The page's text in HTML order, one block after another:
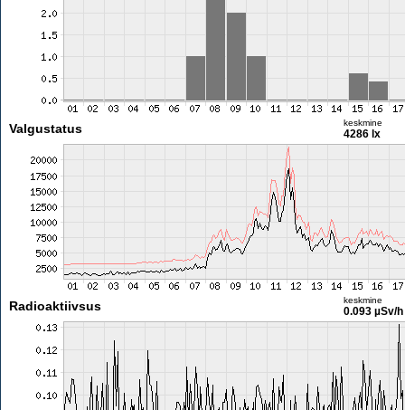
Valgustatus keskmine
4286 lx
Radioaktiivsus keskmine
0.093 µSv/h